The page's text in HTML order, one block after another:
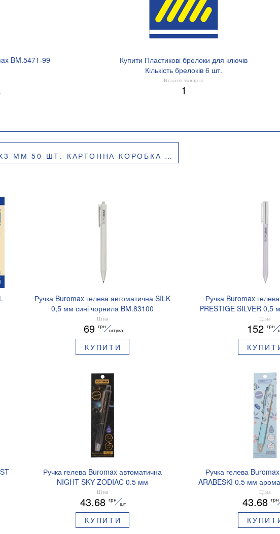
BM.5471-99
Купити Пластикові брелоки для ключів
Кількість брелоків 6 шт.
Всього товарів
1
КАРТОННА КОРОБКА BUROMAX BM.5473-99
Ручка Buromax гелева автоматична SILK
0,5 мм сині чорнила BM.83100
Ціна
69 грн
штука
КУПИТИ
Ручка Buromax
PRESTIGE SILVER 0,5
BM.83102
Ціна
152 грн
Ручка гелева Buromax автоматична
NIGHT SKY ZODIAC 0.5 мм
ароматизований грип синє чорнило
BM.8379-01
Ціна
43.68 грн
шт
КУПИТИ
Ручка гелева
ARABESKI 0.5 мм
синє чорнило в
Ціна
43.68 грн